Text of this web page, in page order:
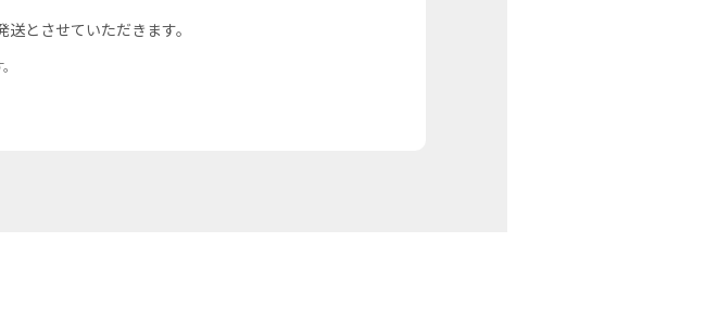
とさせていただきます。